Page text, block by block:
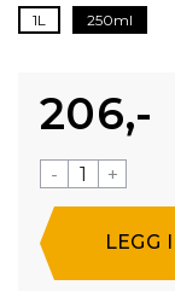
1L 250ml
206,-
- +